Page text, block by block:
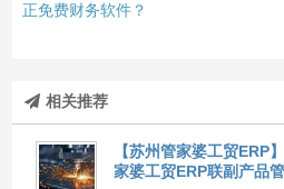
正免费财务软件？
相关推荐
【苏州管家婆工贸ERP
家婆工贸ERP联副产品